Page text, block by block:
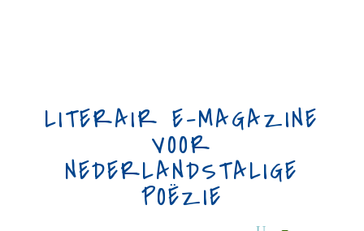
LITERAIR E-MAGAZINE
VOOR
NEDERLANDSTALIGE
POËZIE